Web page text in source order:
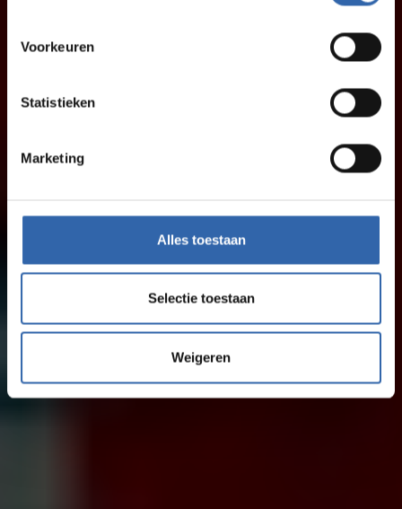
Voorkeuren
Statistieken
Marketing
Alles toestaan
Selectie toestaan
Weigeren